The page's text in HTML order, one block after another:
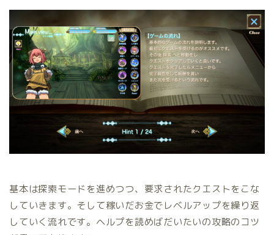
基本は探索モードを進めつつ、要求されたクエストをこな
していきます。そして稼いだお金でレベルアップを繰り返
していく流れです。ヘルプを読めばだいたいの攻略のコツ